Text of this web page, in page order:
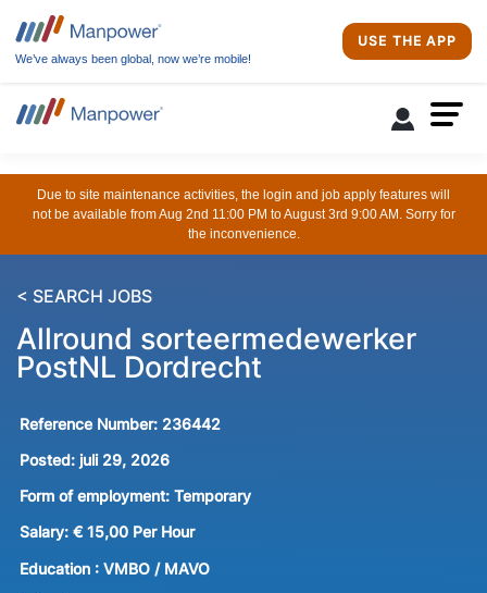
We’ve always been global, now we’re mobile!
USE THE APP
Due to site maintenance activities, the login and job apply features will
not be available from Aug 2nd 11:00 PM to August 3rd 9:00 AM. Sorry for
the inconvenience.
< SEARCH JOBS
Allround sorteermedewerker
PostNL Dordrecht
Reference Number: 236442
Posted: juli 29, 2026
Form of employment: Temporary
Salary: € 15,00 Per Hour
Education : VMBO / MAVO